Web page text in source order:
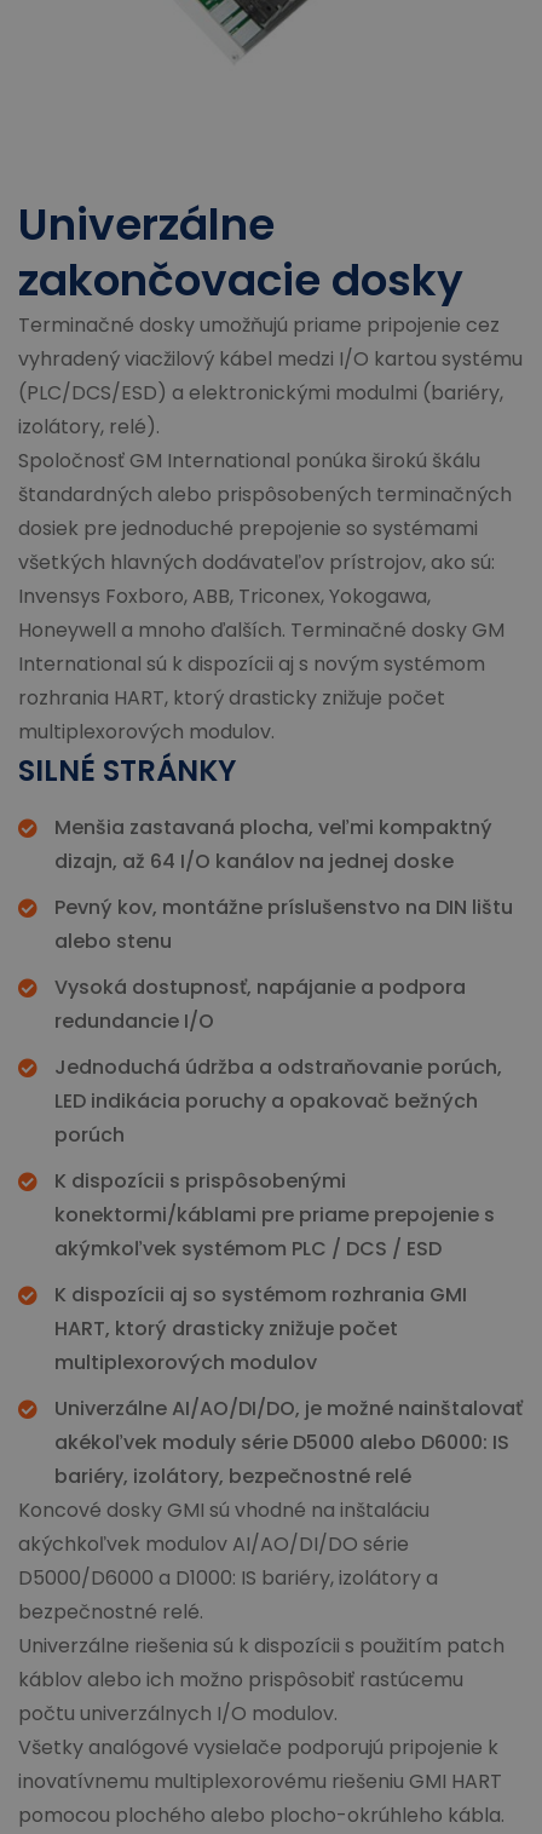
Univerzálne
zakončovacie dosky
Terminačné dosky umožňujú priame pripojenie cez
vyhradený viacžilový kábel medzi I/O kartou systému
(PLC/DCS/ESD) a elektronickými modulmi (bariéry,
izolátory, relé).
Spoločnosť GM International ponúka širokú škálu
štandardných alebo prispôsobených terminačných
dosiek pre jednoduché prepojenie so systémami
všetkých hlavných dodávateľov prístrojov, ako sú:
Invensys Foxboro, ABB, Triconex, Yokogawa,
Honeywell a mnoho ďalších. Terminačné dosky GM
International sú k dispozícii aj s novým systémom
rozhrania HART, ktorý drasticky znižuje počet
multiplexorových modulov.
SILNÉ STRÁNKY
Menšia zastavaná plocha, veľmi kompaktný
dizajn, až 64 I/O kanálov na jednej doske
Pevný kov, montážne príslušenstvo na DIN lištu
alebo stenu
Vysoká dostupnosť, napájanie a podpora
redundancie I/O
Jednoduchá údržba a odstraňovanie porúch,
LED indikácia poruchy a opakovač bežných
porúch
K dispozícii s prispôsobenými
konektormi/káblami pre priame prepojenie s
akýmkoľvek systémom PLC / DCS / ESD
K dispozícii aj so systémom rozhrania GMI
HART, ktorý drasticky znižuje počet
multiplexorových modulov
Univerzálne AI/AO/DI/DO, je možné nainštalovať
akékoľvek moduly série D5000 alebo D6000: IS
bariéry, izolátory, bezpečnostné relé
Koncové dosky GMI sú vhodné na inštaláciu
akýchkoľvek modulov AI/AO/DI/DO série
D5000/D6000 a D1000: IS bariéry, izolátory a
bezpečnostné relé.
Univerzálne riešenia sú k dispozícii s použitím patch
káblov alebo ich možno prispôsobiť rastúcemu
počtu univerzálnych I/O modulov.
Všetky analógové vysielače podporujú pripojenie k
inovatívnemu multiplexorovému riešeniu GMI HART
pomocou plochého alebo plocho-okrúhleho kábla.